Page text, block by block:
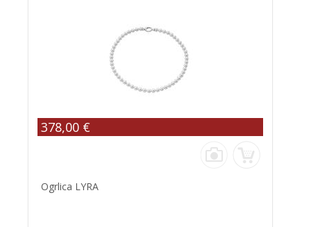
378,00 €
Ogrlica LYRA